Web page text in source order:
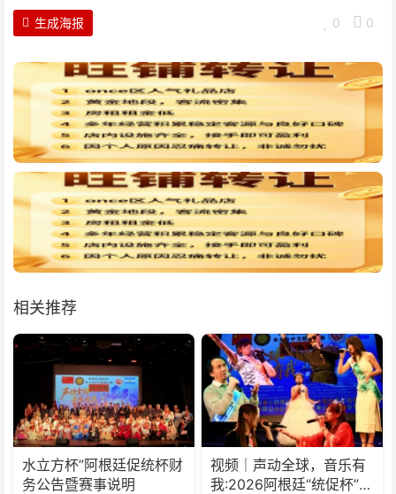
0 0
生成海报
相关推荐
水立方杯”阿根廷促统杯财
务公告暨赛事说明
视频｜声动全球，音乐有
我:2026阿根廷“统促杯”水